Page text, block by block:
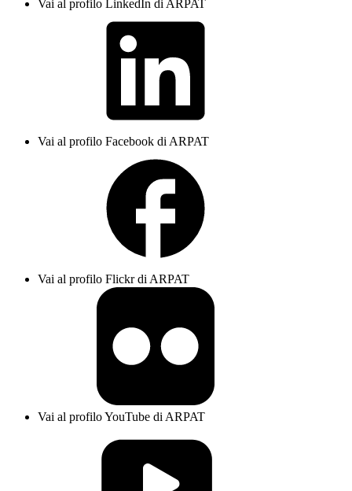
Vai al profilo LinkedIn di ARPAT
Vai al profilo Facebook di ARPAT
Vai al profilo Flickr di ARPAT
Vai al profilo YouTube di ARPAT